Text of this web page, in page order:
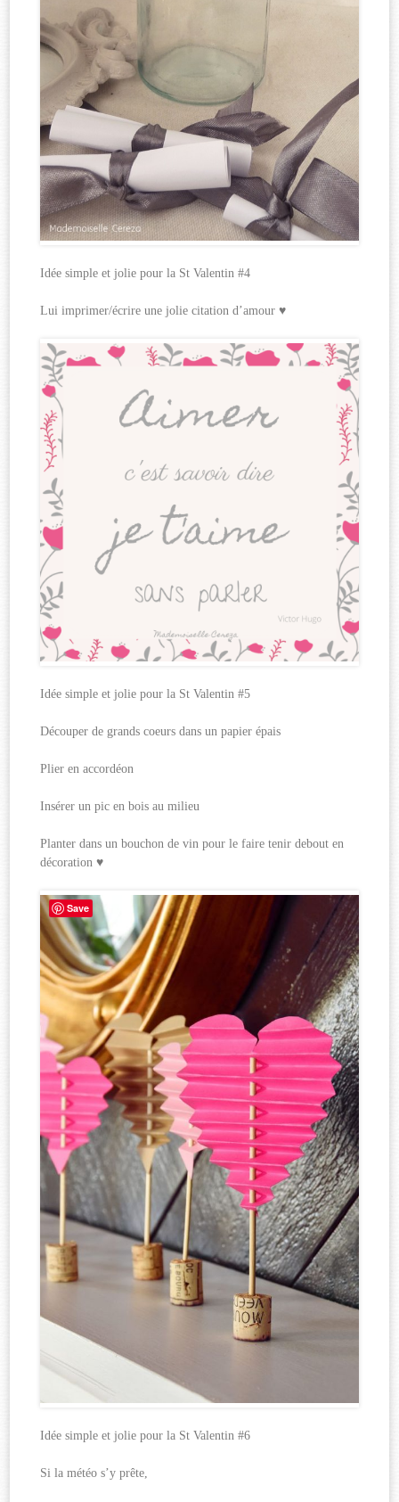
Idée simple et jolie pour la St Valentin #4
Lui imprimer/écrire une jolie citation d’amour ♥
Idée simple et jolie pour la St Valentin #5
Découper de grands coeurs dans un papier épais
Plier en accordéon
Insérer un pic en bois au milieu
Planter dans un bouchon de vin pour le faire tenir debout en
décoration ♥
Idée simple et jolie pour la St Valentin #6
Si la météo s’y prête,
Save